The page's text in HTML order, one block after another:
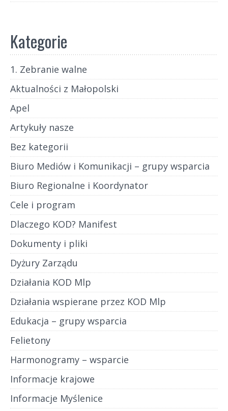
Kategorie
1. Zebranie walne
Aktualności z Małopolski
Apel
Artykuły nasze
Bez kategorii
Biuro Mediów i Komunikacji – grupy wsparcia
Biuro Regionalne i Koordynator
Cele i program
Dlaczego KOD? Manifest
Dokumenty i pliki
Dyżury Zarządu
Działania KOD Mlp
Działania wspierane przez KOD Mlp
Edukacja – grupy wsparcia
Felietony
Harmonogramy – wsparcie
Informacje krajowe
Informacje Myślenice